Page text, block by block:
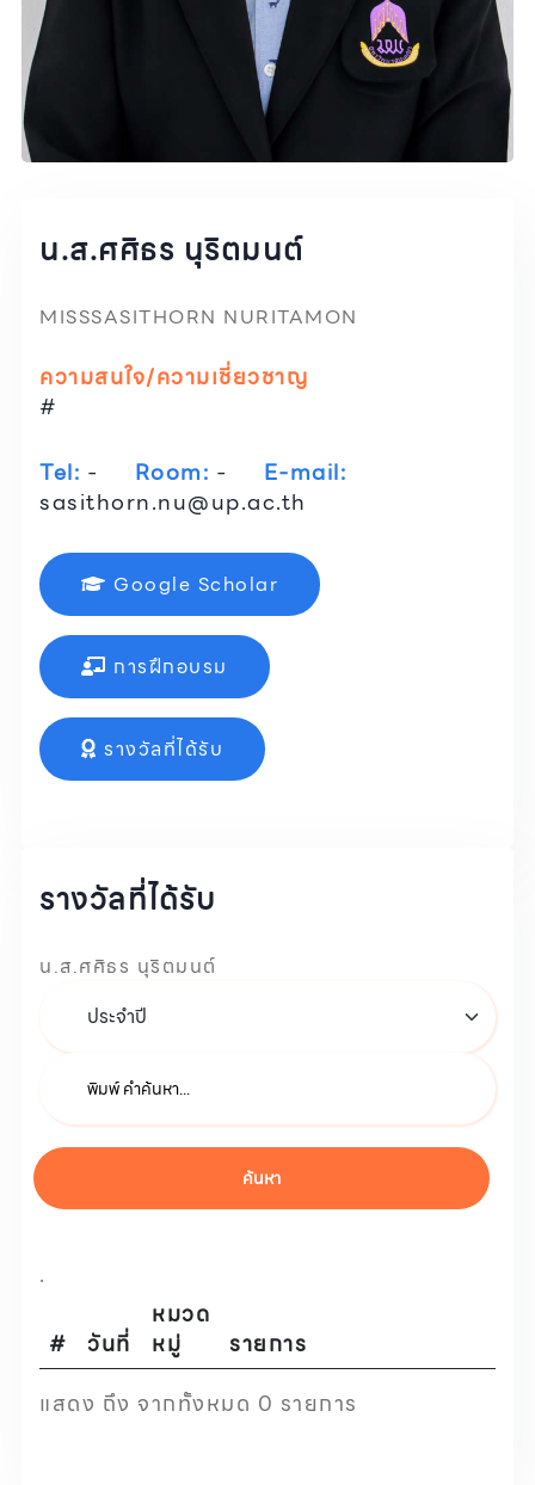
น.ส.ศศิธร นุริตมนต์
MISSSASITHORN NURITAMON
ความสนใจ/ความเชี่ยวชาญ
#
Tel: - Room: - E-mail:
sasithorn.nu@up.ac.th
Google Scholar
การฝึกอบรม
รางวัลที่ได้รับ
รางวัลที่ได้รับ
น.ส.ศศิธร นุริตมนต์
ค้นหา
.
#
วันที่
หมวด
หมู่
รายการ
แสดง ถึง จากทั้งหมด 0 รายการ